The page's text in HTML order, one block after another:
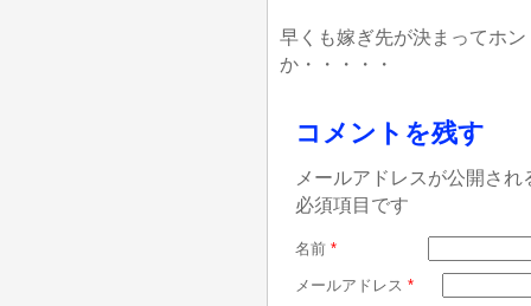
早くも嫁ぎ先が決まってホ
か・・・・・
コメントを残す
メールアドレスが公開さ
必須項目です
名前 *
メールアドレス *